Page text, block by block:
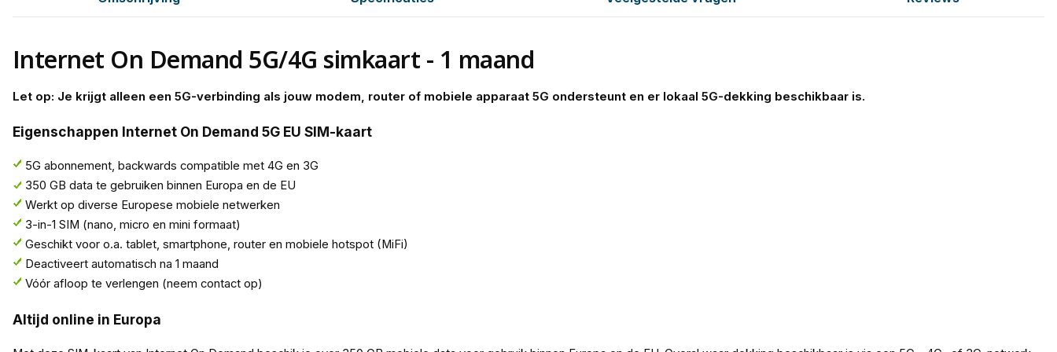
Internet On Demand 5G/4G simkaart - 1 maand
Let op: Je krijgt alleen een 5G-verbinding als jouw modem, router of mobiele apparaat 5G ondersteunt en er lokaal 5G-dekking beschikbaar is.
Eigenschappen Internet On Demand 5G EU SIM-kaart
5G abonnement, backwards compatible met 4G en 3G
350 GB data te gebruiken binnen Europa en de EU
Werkt op diverse Europese mobiele netwerken
3-in-1 SIM (nano, micro en mini formaat)
Geschikt voor o.a. tablet, smartphone, router en mobiele hotspot (MiFi)
Deactiveert automatisch na 1 maand
Vóór afloop te verlengen (neem contact op)
Altijd online in Europa